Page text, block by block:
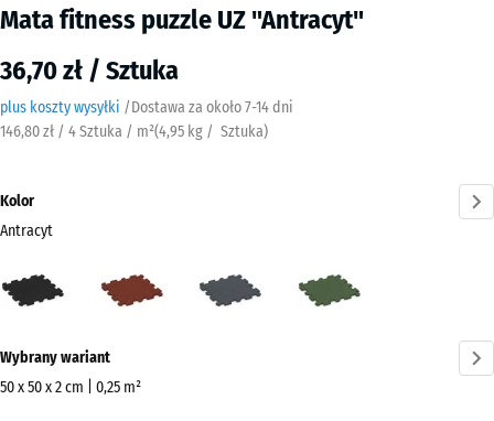
Mata fitness puzzle UZ "Antracyt"
36,70 zł / Sztuka
plus koszty wysyłki /Dostawa za około7-14 dni
146,80 zł / 4 Sztuka / m²(4,95 kg / Sztuka)
Kolor
Antracyt
(active)
ceglasty
łupkowy
informacji
o
Wybrany wariant
50 x 50 x 2 cm | 0,25 m²